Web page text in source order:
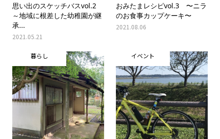
思い出のスケッチバスvol.2
～地域に根差した幼稚園が継
承...
2021.05.21
おみたまレシピvol.3 〜ニラ
のお食事カップケーキ〜
2021.08.06
暮らし イベント